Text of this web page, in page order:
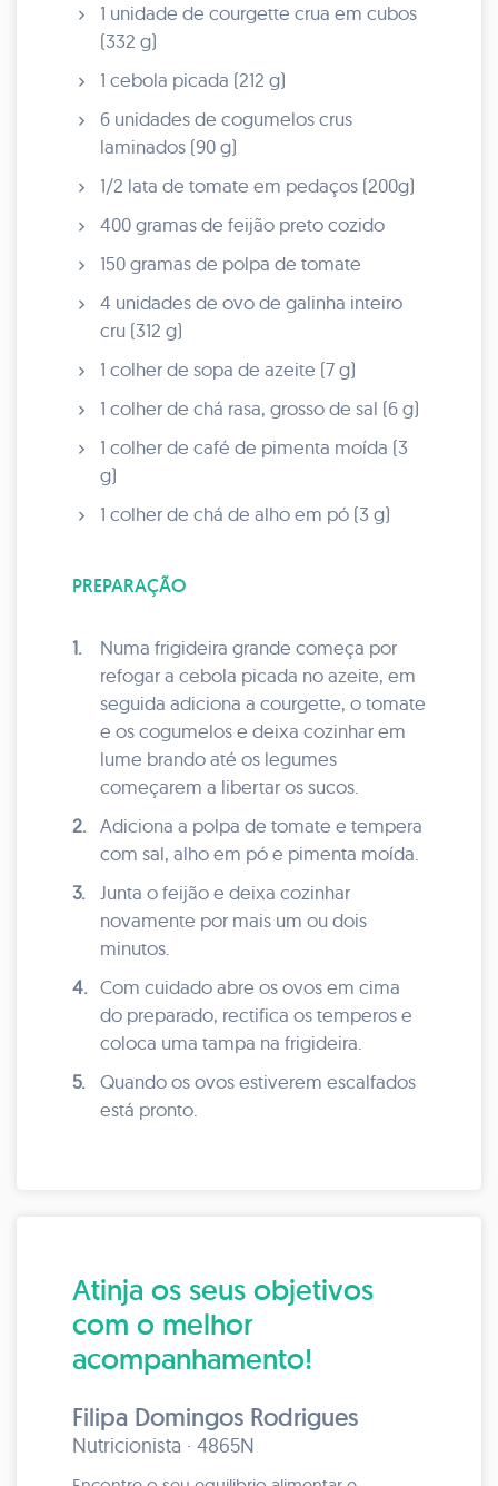
1 unidade de courgette crua em cubos
(332 g)
1 cebola picada (212 g)
6 unidades de cogumelos crus
laminados (90 g)
1/2 lata de tomate em pedaços (200g)
400 gramas de feijão preto cozido
150 gramas de polpa de tomate
4 unidades de ovo de galinha inteiro
cru (312 g)
1 colher de sopa de azeite (7 g)
1 colher de chá rasa, grosso de sal (6 g)
1 colher de café de pimenta moída (3
g)
1 colher de chá de alho em pó (3 g)
PREPARAÇÃO
1.
Numa frigideira grande começa por
refogar a cebola picada no azeite, em
seguida adiciona a courgette, o tomate
e os cogumelos e deixa cozinhar em
lume brando até os legumes
começarem a libertar os sucos.
2.
Adiciona a polpa de tomate e tempera
com sal, alho em pó e pimenta moída.
3.
Junta o feijão e deixa cozinhar
novamente por mais um ou dois
minutos.
4. Com cuidado abre os ovos em cima
do preparado, rectifica os temperos e
coloca uma tampa na frigideira.
5.
Quando os ovos estiverem escalfados
está pronto.
Atinja os seus objetivos
com o melhor
acompanhamento!
Filipa Domingos Rodrigues
Nutricionista · 4865N